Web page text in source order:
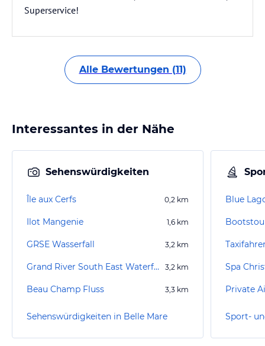
Superservice!
Alle Bewertungen (11)
Interessantes in der Nähe
Sehenswürdigkeiten
Île aux Cerfs 0,2 km
Ilot Mangenie 1,6 km
GRSE Wasserfall 3,2 km
Grand River South East Waterfall 3,2 km
Beau Champ Fluss 3,3 km
Sehenswürdigkeiten in Belle Mare
Blue
Spa
Private